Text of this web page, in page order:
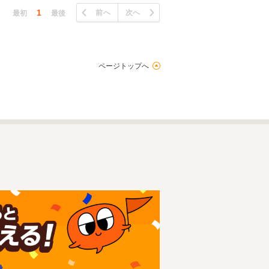
最初 1 最後 前へ 次へ
ページトップへ